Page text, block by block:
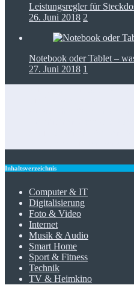
Leistungsregler für
26. Juni 2018 2
Notebook oder Tablet –
27. Juni 2018 1
Inhaltsverzeichnis
Computer & IT
Digitalisierung
Foto & Video
Internet
Musik & Audio
Smart Home
Sport & Fitness
Technik
TV & Heimkino